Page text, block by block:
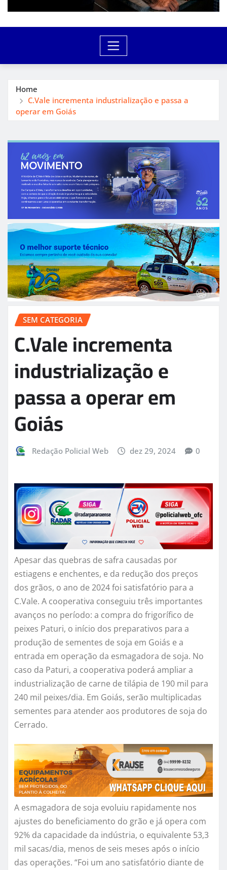
Home
C.Vale incrementa industrialização e passa a
operar em Goiás
SEM CATEGORIA
C.Vale incrementa
industrialização e
passa a operar em
Goiás
Redação Policial Web dez 29, 2024 0
Apesar das quebras de safra causadas por
estiagens e enchentes, e da redução dos preços
dos grãos, o ano de 2024 foi satisfatório para a
C.Vale. A cooperativa conseguiu três importantes
avanços no período: a compra do frigorífico de
peixes Paturi, o início dos preparativos para a
produção de sementes de soja em Goiás e a
entrada em operação da esmagadora de soja. No
caso da Paturi, a cooperativa poderá ampliar a
industrialização de carne de tilápia de 190 mil para
240 mil peixes/dia. Em Goiás, serão multiplicadas
sementes para atender aos produtores de soja do
Cerrado.
A esmagadora de soja evoluiu rapidamente nos
ajustes do beneficiamento do grão e já opera com
92% da capacidade da indústria, o equivalente 53,3
mil sacas/dia, menos de seis meses após o início
das operações. “Foi um ano satisfatório diante de